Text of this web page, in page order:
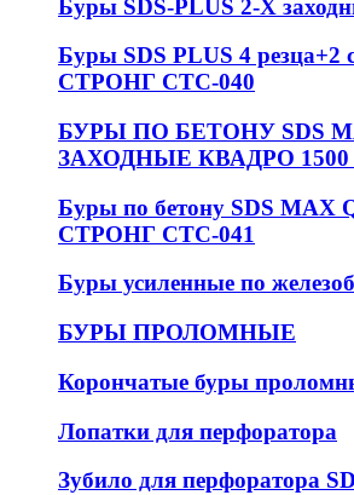
Буры SDS-PLUS 2-Х
Буры SDS PLUS 4 резца+2
СТРОНГ СТС-040
БУРЫ ПО БЕТОНУ SDS
ЗАХОДНЫЕ КВАДРО
Буры по бетону SDS MAX
СТРОНГ СТС-041
Буры усиленные по
БУРЫ ПРОЛОМНЫЕ
Корончатые буры
Лопатки для перфоратора
Зубило для перфоратора